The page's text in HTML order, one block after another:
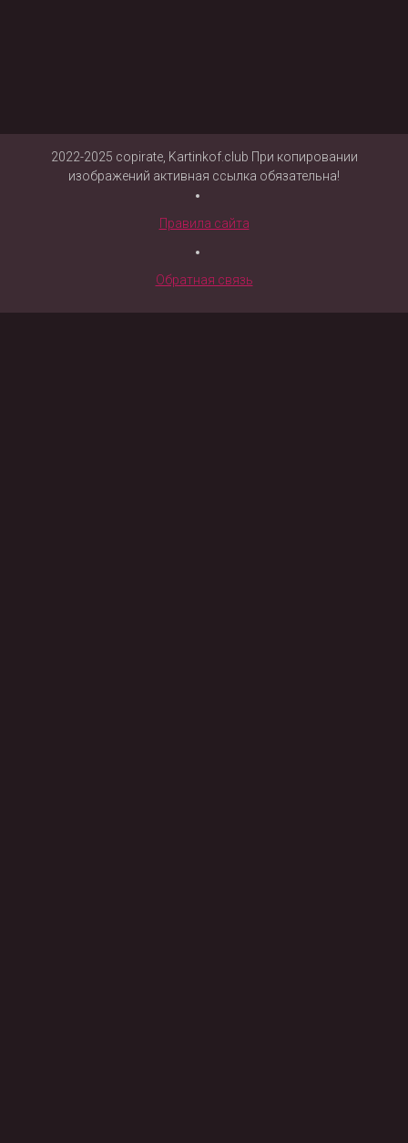
2022-2025 copirate, Kartinkof.club При копировании
изображений активная ссылка обязательна!
Правила сайта
Обратная связь